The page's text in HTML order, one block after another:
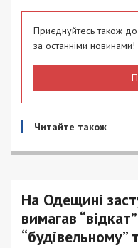
Приєднуйтесь також
за останніми новинами!
Читайте також
На Одещині
вимагав
“будівельному”